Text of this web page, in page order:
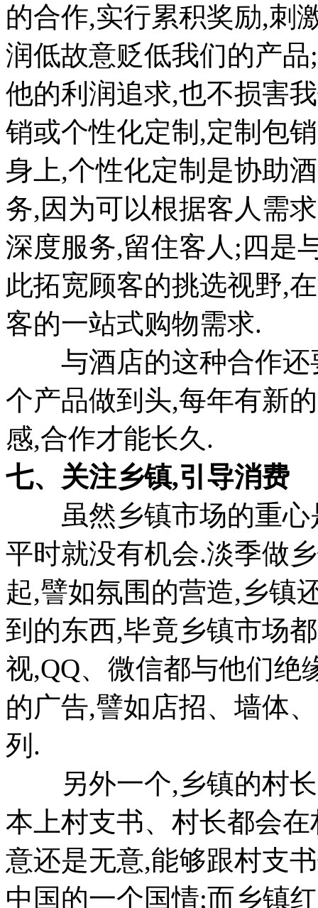
的合作,实行累积奖励,刺
润低故意贬低我们的产
他的利润追求,也不损害
销或个性化定制,定制包
身上,个性化定制是协助
务,因为可以根据客人需
深度服务,留住客人;四是
此拓宽顾客的挑选视野,
客的一站式购物需求.
与酒店的这种合作还
个产品做到头,每年有新
感,合作才能长久.
七、关注乡镇,引导消费
虽然乡镇市场的重心
平时就没有机会.淡季做
起,譬如氛围的营造,乡镇
到的东西,毕竟乡镇市场
视,QQ、微信都与他们绝
的广告,譬如店招、墙体
列.
另外一个,乡镇的村长
本上村支书、村长都会
意还是无意,能够跟村支
中国的一个国情;而乡镇